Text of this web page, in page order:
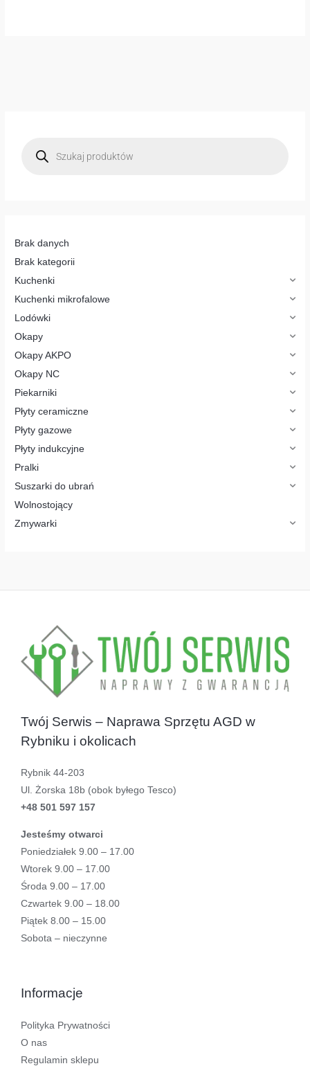
p
o
u
k
t
ó
w
Brak danych
Brak kategorii
Kuchenki
Kuchenki mikrofalowe
Lodówki
Okapy
Okapy AKPO
Okapy NC
Piekarniki
Płyty ceramiczne
Płyty gazowe
Płyty indukcyjne
Pralki
Suszarki do ubrań
Wolnostojący
Zmywarki
Twój Serwis – Naprawa Sprzętu AGD w
Rybniku i okolicach
Rybnik 44-203
Ul. Żorska 18b (obok byłego Tesco)
+48 501 597 157
Jesteśmy otwarci
Poniedziałek 9.00 – 17.00
Wtorek 9.00 – 17.00
Środa 9.00 – 17.00
Czwartek 9.00 – 18.00
Piątek 8.00 – 15.00
Sobota – nieczynne
Informacje
Polityka Prywatności
O nas
Regulamin sklepu